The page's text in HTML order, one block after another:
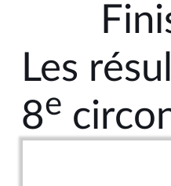
Les
8e